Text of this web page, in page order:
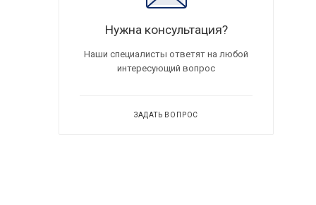
Нужна консультация?
Наши специалисты ответят на любой
интересующий вопрос
ЗАДАТЬ ВОПРОС